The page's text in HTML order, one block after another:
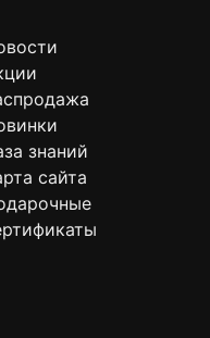
знаний
сайта